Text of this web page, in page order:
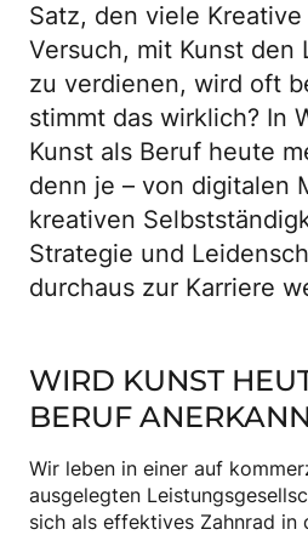
Satz, den viele
Versuch, mit Kunst den
zu verdienen, wird oft
stimmt das wirklich? In
Kunst als Beruf heute
denn je – von digitalen
kreativen
Strategie und
durchaus zur Karriere
WIRD KUNST
BERUF
Wir leben in einer auf
ausgelegten
sich als effektives Zahnrad in